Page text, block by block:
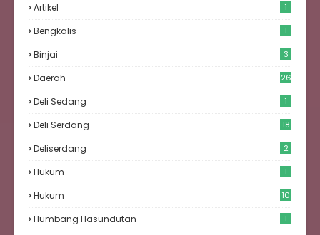
Artikel 1
Bengkalis 1
Binjai 3
Daerah 26
Deli Sedang 1
Deli Serdang 18
Deliserdang 2
Hukum 1
Hukum 10
Humbang Hasundutan 1